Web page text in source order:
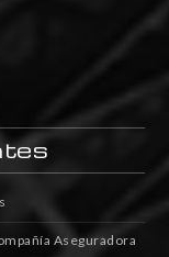
Aseguradora